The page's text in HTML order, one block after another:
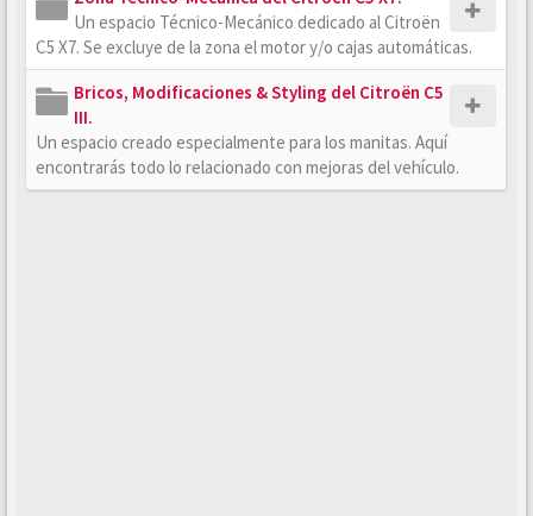
Un espacio Técnico-Mecánico dedicado al Citroën
C5 X7. Se excluye de la zona el motor y/o cajas automáticas.
Bricos, Modificaciones & Styling del Citroën C5
III.
Un espacio creado especialmente para los manitas. Aquí
encontrarás todo lo relacionado con mejoras del vehículo.